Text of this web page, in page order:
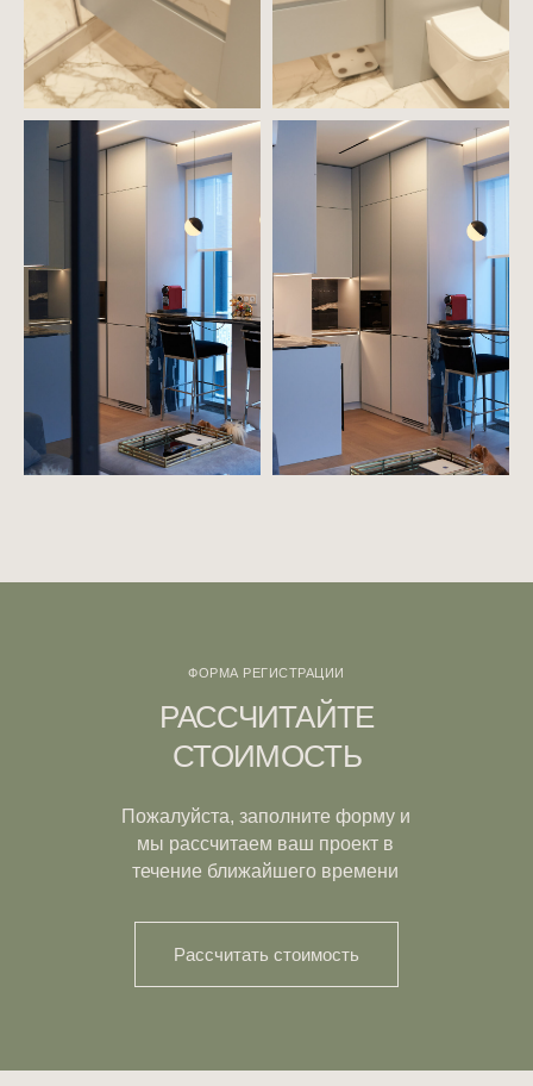
Пожалуйста, заполните форму и
мы рассчитаем ваш проект в
течение ближайшего времени
Рассчитать стоимость
РАССЧИТАЙТЕ
СТОИМОСТЬ
ФОРМА РЕГИСТРАЦИИ